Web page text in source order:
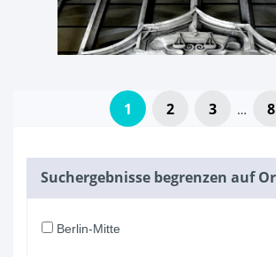
1 2 3 … 8
Suchergebnisse begrenzen auf
Berlin-Mitte